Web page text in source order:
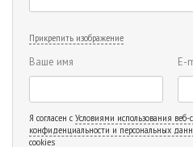
Прикрепить изображение
Ваше имя E-
Я согласен с Условиями использования веб-
конфиденциальности и персональных
cookies